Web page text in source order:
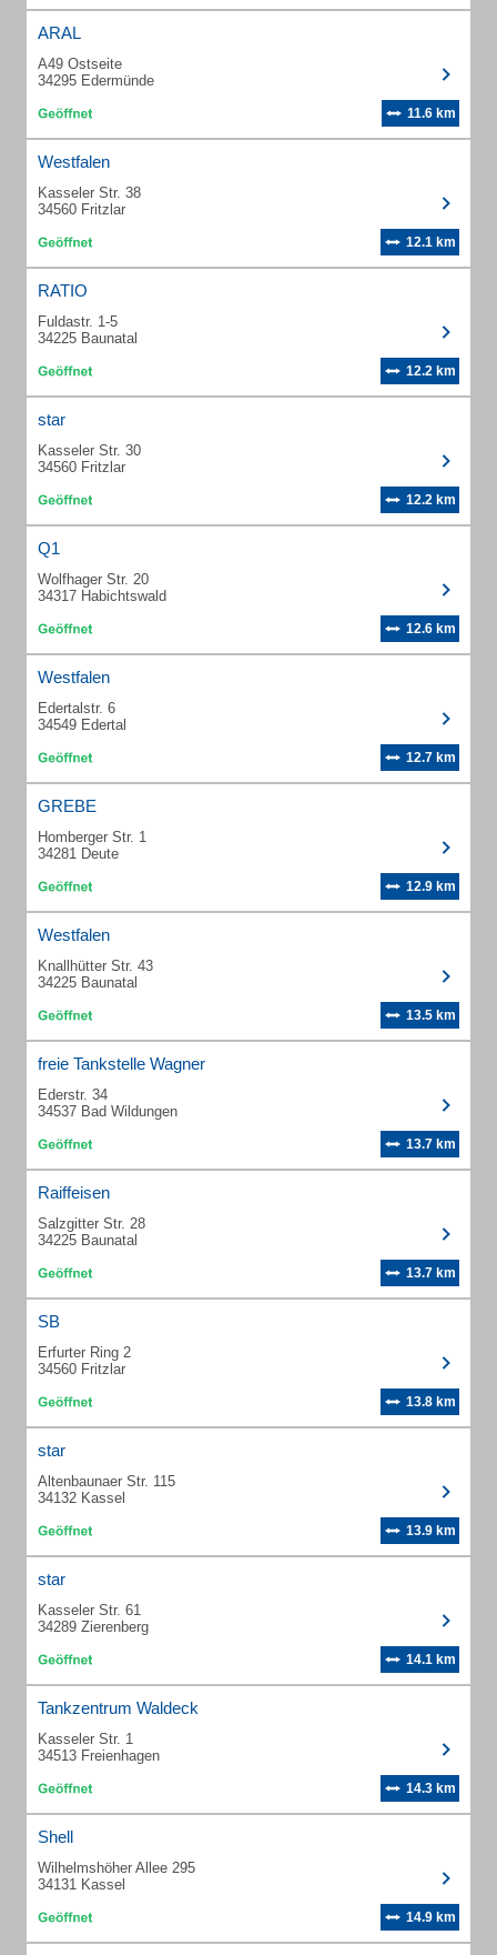
ARAL
A49 Ostseite
34295 Edermünde
11.6 km
Westfalen
Kasseler Str. 38
34560 Fritzlar
12.1 km
RATIO
Fuldastr. 1-5
34225 Baunatal
12.2 km
star
Kasseler Str. 30
34560 Fritzlar
12.2 km
Q1
Wolfhager Str. 20
34317 Habichtswald
12.6 km
Westfalen
Edertalstr. 6
34549 Edertal
12.7 km
GREBE
Homberger Str. 1
34281 Deute
12.9 km
Westfalen
Knallhütter Str. 43
34225 Baunatal
13.5 km
freie Tankstelle Wagner
Ederstr. 34
34537 Bad Wildungen
13.7 km
Raiffeisen
Salzgitter Str. 28
34225 Baunatal
13.7 km
SB
Erfurter Ring 2
34560 Fritzlar
13.8 km
star
Altenbaunaer Str. 115
34132 Kassel
13.9 km
star
Kasseler Str. 61
34289 Zierenberg
14.1 km
Tankzentrum Waldeck
Kasseler Str. 1
34513 Freienhagen
14.3 km
Shell
Wilhelmshöher Allee 295
34131 Kassel
14.9 km